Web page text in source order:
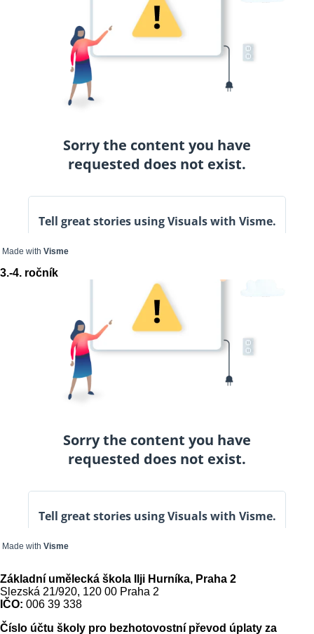
Made with Visme
3.-4. ročník
Made with Visme
Základní umělecká škola Ilji Hurníka, Praha 2
Slezská 21/920, 120 00 Praha 2
IČO: 006 39 338
Číslo účtu školy pro bezhotovostní převod úplaty za